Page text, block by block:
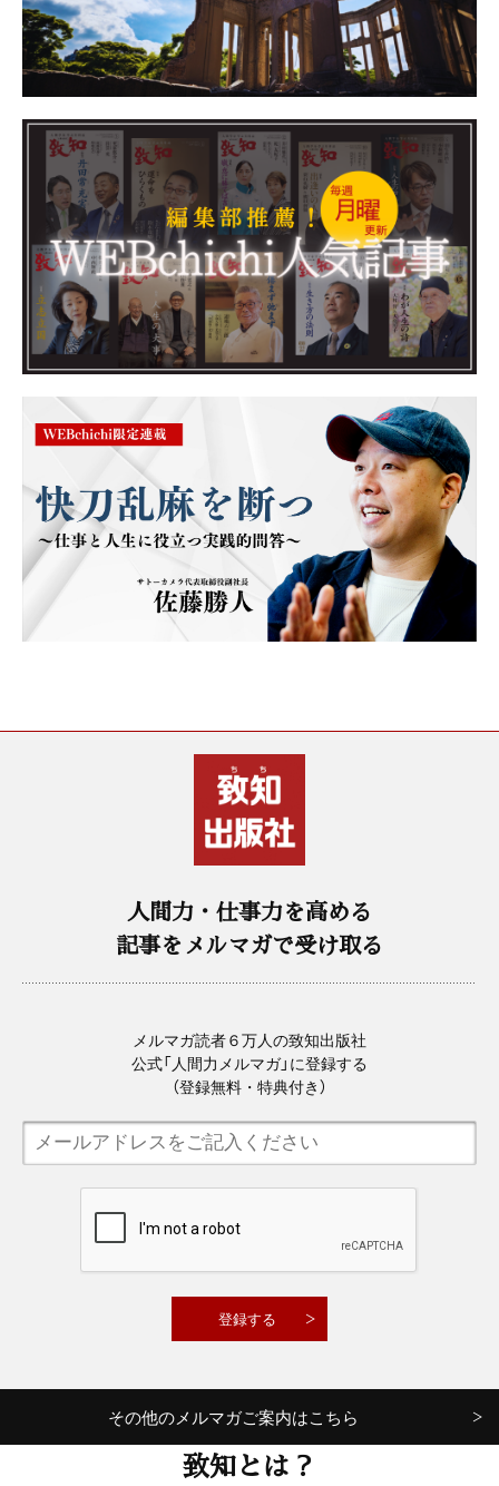
人間力・仕事力を高める
記事をメルマガで受け取る
メルマガ読者６万人の致知出版社
公式「人間力メルマガ」に登録する
（登録無料・特典付き）
その他のメルマガご案内はこちら
致知とは？